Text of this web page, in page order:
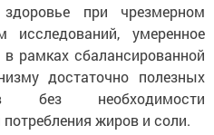
при чрезмерном
умеренное
рамках сбалансированной
достаточно полезных
без необходимости
жиров и соли.